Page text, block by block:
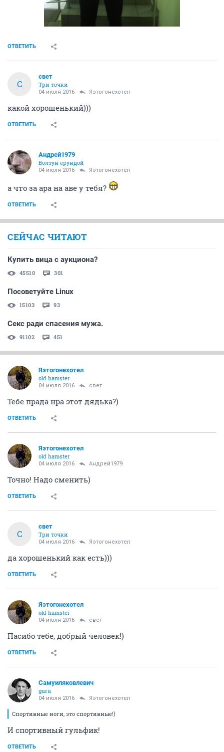
ОТВЕТИТЬ
С
свет
Три точки
04 июля 2016 Яэтогонехотел
какой хорошенький)))
ОТВЕТИТЬ
Андрей1979
Болтун ерундой
04 июля 2016 Яэтогонехотел
а что за ара на аве у тебя?
ОТВЕТИТЬ
СЕЙЧАС ЧИТАЮТ
Купить вица с аукциона?
45510 301
Посоветуйте Linux
15103 93
Секс ради спасения мужа.
91102 451
Яэтогонехотел
old hamster
04 июля 2016 свет
Тебе прада нра этот дядька?)
ОТВЕТИТЬ
Яэтогонехотел
old hamster
04 июля 2016 Андрей1979
Точно! Надо сменить)
ОТВЕТИТЬ
С
свет
Три точки
04 июля 2016 Яэтогонехотел
да хорошенький как есть)))
ОТВЕТИТЬ
Яэтогонехотел
old hamster
04 июля 2016 свет
Пасибо тебе, добрый человек!)
ОТВЕТИТЬ
Самуиляковлевич
guru
04 июля 2016 Яэтогонехотел
Спортивные ноги, это спортивные!)
И спортивный гульфик!
ОТВЕТИТЬ